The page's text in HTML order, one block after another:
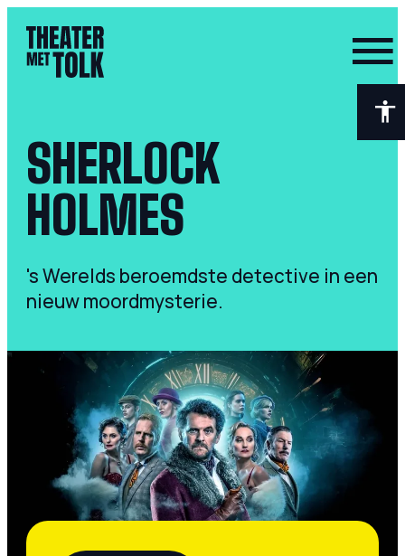
's Werelds beroemdste detective in een
nieuw moordmysterie.
SHERLOCK
HOLMES